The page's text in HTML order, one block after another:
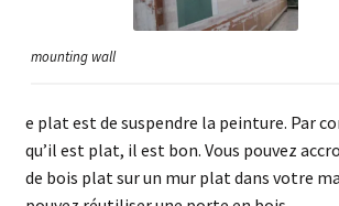
mounting wall
e plat est de suspendre la peinture. Par
qu’il est plat, il est bon. Vous pouvez
de bois plat sur un mur plat dans votre